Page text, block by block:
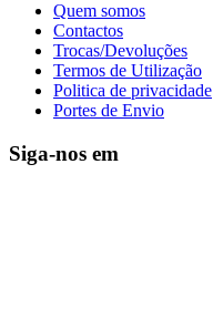
Quem somos
Contactos
Trocas/Devoluções
Termos de Utilização
Politica de privacidade
Portes de Envio
Siga-nos em